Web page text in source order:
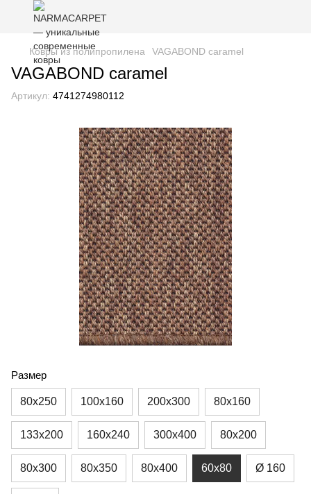
Ковры из полипропилена VAGABOND caramel
VAGABOND caramel
Артикул: 4741274980112
Размер
80x250 100x160 200x300 80x160
133x200 160x240 300x400 80x200
80x300 80x350 80x400 60x80 Ø 160